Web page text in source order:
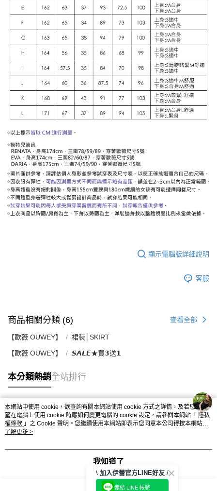
顯示電腦版詳細說明
客服
商品相關分類 (6) 查看全部
【歐薇 OUWEY】 裙裝│SKIRT
【歐薇 OUWEY】 𝙎𝘼𝙇𝙀★買𝟯送𝟭
本分類熱銷全站排行
熱門標籤
本網站中使用 cookie，欲查詢有關本網站使用 cookie 方式之詳情，及若您不希
望在電腦上使用 cookie 時應如何變更電腦的 cookie 設定，請參閱本網站「 隱私
權條款 」之 Cookie 聲明。您繼續使用本網站即表示您同意本公司得按本網站使
用條款之 Cookie 聲明使用 cookie。
了解更多 >
我知道了
\ 加入伊蕾官方LINE好友 /
連結 LINE 帳號